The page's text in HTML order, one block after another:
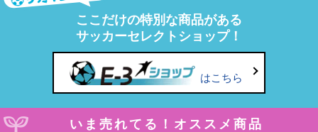
ここだけの特別な商品がある
サッカーセレクトショップ！
はこちら
いま売れてる！オススメ商品